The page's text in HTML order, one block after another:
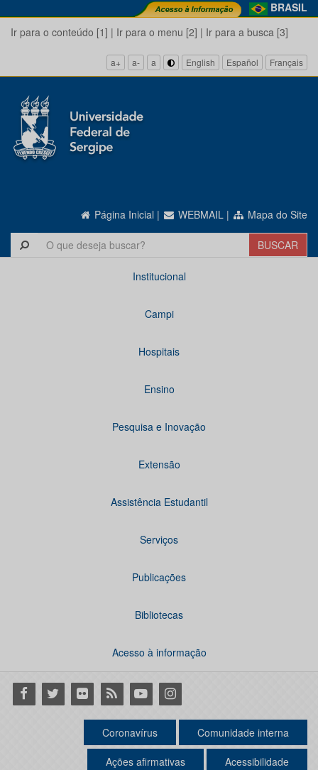
BRASIL
Ir para o conteúdo [1] | Ir para o menu [2] | Ir para a busca [3]
a+ a- a English Español Français
Página Inicial | WEBMAIL | Mapa do Site
Institucional
Campi
Hospitais
Ensino
Pesquisa e Inovação
Extensão
Assistência Estudantil
Serviços
Publicações
Bibliotecas
Acesso à informação
Facebook
Twitter Flickr RSS YoutubeInstagram
Coronavírus Comunidade interna
Ações afirmativas Acessibilidade